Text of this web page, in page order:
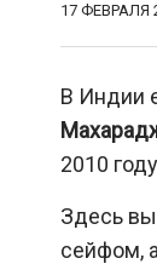
17 ФЕВРАЛЯ
В Индии
2010
Здесь
сейфом,